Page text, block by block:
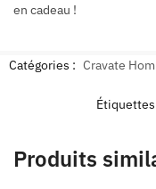
en cadeau !
Catégories : Cravate
Étiquettes
Produits